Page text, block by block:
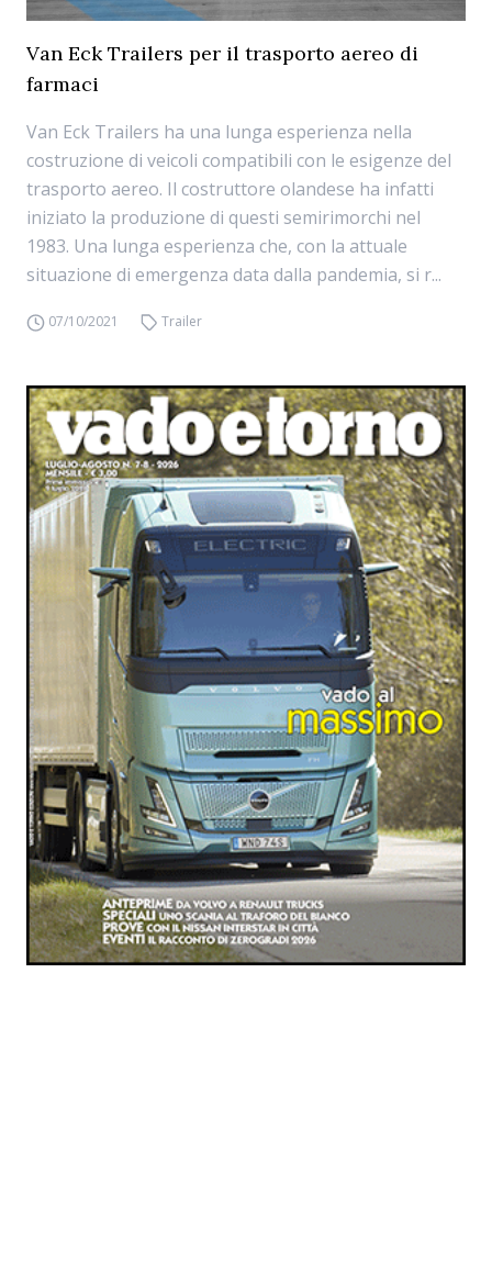
Van Eck Trailers per il trasporto aereo di
farmaci
Van Eck Trailers ha una lunga esperienza nella
costruzione di veicoli compatibili con le esigenze del
trasporto aereo. Il costruttore olandese ha infatti
iniziato la produzione di questi semirimorchi nel
1983. Una lunga esperienza che, con la attuale
situazione di emergenza data dalla pandemia, si r...
07/10/2021 Trailer